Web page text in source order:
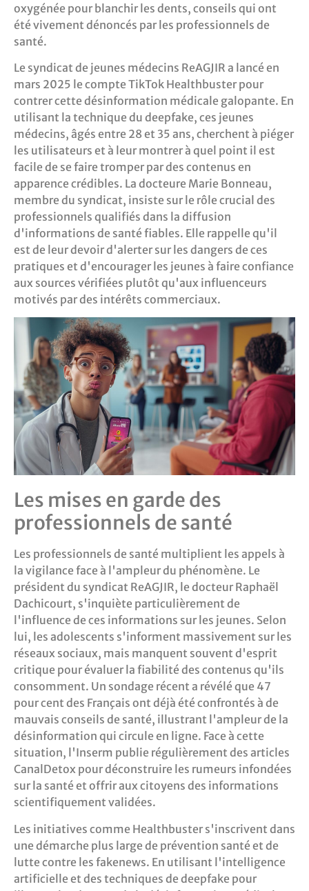
oxygénée pour blanchir les dents, conseils qui ont
été vivement dénoncés par les professionnels de
santé.
Le syndicat de jeunes médecins ReAGJIR a lancé en
mars 2025 le compte TikTok Healthbuster pour
contrer cette désinformation médicale galopante. En
utilisant la technique du deepfake, ces jeunes
médecins, âgés entre 28 et 35 ans, cherchent à piéger
les utilisateurs et à leur montrer à quel point il est
facile de se faire tromper par des contenus en
apparence crédibles. La docteure Marie Bonneau,
membre du syndicat, insiste sur le rôle crucial des
professionnels qualifiés dans la diffusion
d'informations de santé fiables. Elle rappelle qu'il
est de leur devoir d'alerter sur les dangers de ces
pratiques et d'encourager les jeunes à faire confiance
aux sources vérifiées plutôt qu'aux influenceurs
motivés par des intérêts commerciaux.
Les mises en garde des
professionnels de santé
Les professionnels de santé multiplient les appels à
la vigilance face à l'ampleur du phénomène. Le
président du syndicat ReAGJIR, le docteur Raphaël
Dachicourt, s'inquiète particulièrement de
l'influence de ces informations sur les jeunes. Selon
lui, les adolescents s'informent massivement sur les
réseaux sociaux, mais manquent souvent d'esprit
critique pour évaluer la fiabilité des contenus qu'ils
consomment. Un sondage récent a révélé que 47
pour cent des Français ont déjà été confrontés à de
mauvais conseils de santé, illustrant l'ampleur de la
désinformation qui circule en ligne. Face à cette
situation, l'Inserm publie régulièrement des articles
CanalDetox pour déconstruire les rumeurs infondées
sur la santé et offrir aux citoyens des informations
scientifiquement validées.
Les initiatives comme Healthbuster s'inscrivent dans
une démarche plus large de prévention santé et de
lutte contre les fakenews. En utilisant l'intelligence
artificielle et des techniques de deepfake pour